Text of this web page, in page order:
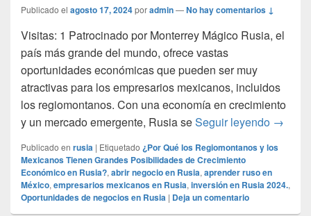
Publicado el agosto 17, 2024poradmin—No hay comentarios ↓
Visitas: 1 Patrocinado por Monterrey Mágico Rusia, el
país más grande del mundo, ofrece vastas
oportunidades económicas que pueden ser muy
atractivas para los empresarios mexicanos, incluidos
los regiomontanos. Con una economía en crecimiento
y un mercado emergente, Rusia seSeguir leyendo ¿Por
→
Publicado en rusia | Etiquetado ¿Por Qué los Regiomontanos y los
Mexicanos Tienen Grandes Posibilidades de Crecimiento
Económico en Rusia?, abrir negocio en Rusia, aprender ruso en
México, empresarios mexicanos en Rusia, inversión en Rusia 2024.,
Oportunidades de negocios en Rusia | Deja un comentario